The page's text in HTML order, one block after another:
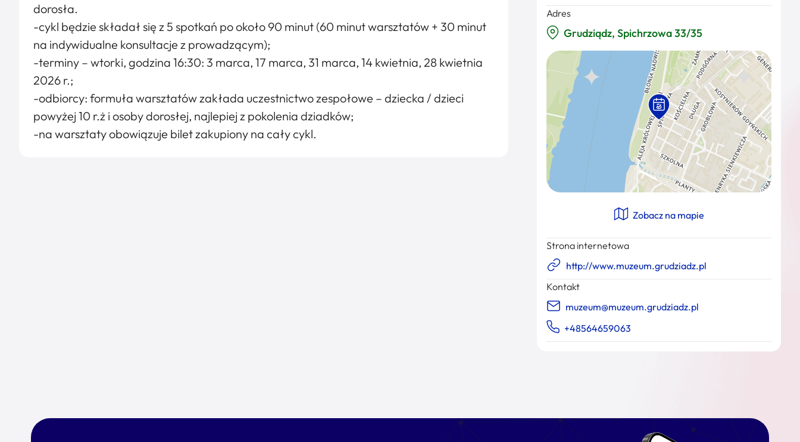
dorosła.
-cykl będzie składał się z 5 spotkań po około 90 minut (60 minut warsztatów + 30 minut
na indywidualne konsultacje z prowadzącym);
-terminy – wtorki, godzina 16:30: 3 marca, 17 marca, 31 marca, 14 kwietnia, 28 kwietnia
2026 r.;
-odbiorcy: formuła warsztatów zakłada uczestnictwo zespołowe – dziecka / dzieci
powyżej 10 r.ż i osoby dorosłej, najlepiej z pokolenia dziadków;
-na warsztaty obowiązuje bilet zakupiony na cały cykl.
Adres
Grudziądz, Spichrzowa 33/35
Zobacz na mapie
Strona internetowa
http://www.muzeum.grudziadz.pl
Kontakt
muzeum@muzeum.grudziadz.pl
+48564659063